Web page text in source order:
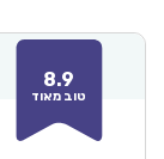
8.9
טוב מאוד